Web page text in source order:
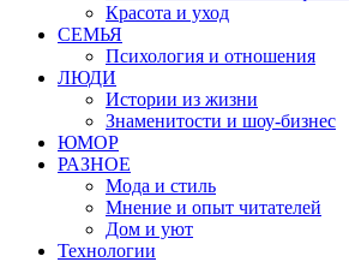
Красота и уход
СЕМЬЯ
Психология и отношения
ЛЮДИ
Истории из жизни
Знаменитости и шоу-бизнес
ЮМОР
РАЗНОЕ
Мода и стиль
Мнение и опыт читателей
Дом и уют
Технологии